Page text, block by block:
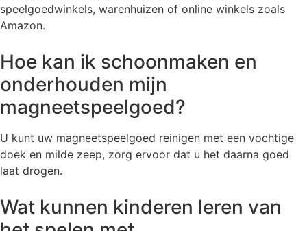
speelgoedwinkels, warenhuizen of online winkels zoals
Amazon.
Hoe kan ik schoonmaken en
onderhouden mijn
magneetspeelgoed?
U kunt uw magneetspeelgoed reinigen met een vochtige
doek en milde zeep, zorg ervoor dat u het daarna goed
laat drogen.
Wat kunnen kinderen leren van